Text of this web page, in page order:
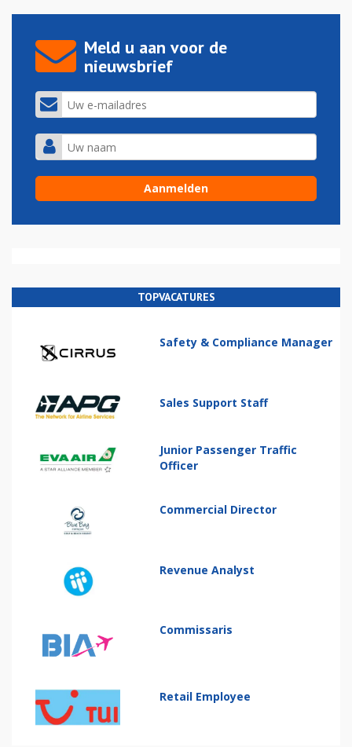
Meld u aan voor de
nieuwsbrief
TOPVACATURES
Safety & Compliance Manager
Sales Support Staff
Junior Passenger Traffic
Officer
Commercial Director
Revenue Analyst
Commissaris
Retail Employee